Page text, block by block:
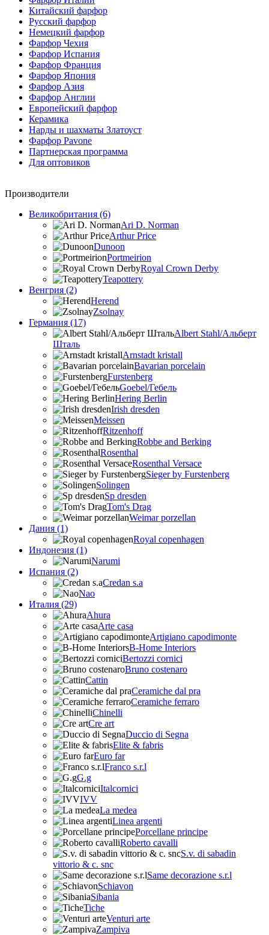
Китайский фарфор
Русский фарфор
Немецкий фарфор
Фарфор Чехия
Фарфор Испания
Фарфор Франция
Фарфор Япония
Фарфор Азия
Фарфор Англии
Европейский фарфор
Керамика
Нарды и шахматы Златоуст
Фарфор Pavone
Партнерская программа
Для оптовиков
Производители
Великобритания (6)
Ari D. Norman
Arthur Price
Dunoon
Portmeirion
Royal Crown Derby
Teapottery
Венгрия (2)
Herend
Zsolnay
Германия (17)
Albert Stahl/Альбеpт
Шталь
Arnstadt kristall
Bavarian porcelain
Furstenberg
Goebel/Гебель
Hering Berlin
Irish dresden
Meissen
Ritzenhoff
Robbe and Berking
Rosenthal
Rosenthal Versace
Sieger by Furstenberg
Solingen
Sp dresden
Tom's Drag
Weimar porzellan
Дания (1)
Royal copenhagen
Индонезия (1)
Narumi
Испания (2)
Credan s.a
Nao
Италия (29)
Ahura
Arte casa
Artigiano capodimonte
B-Home Interiors
Bertozzi cornici
Bruno costenaro
Cattin
Ceramiche dal pra
Ceramiche ferraro
Chinelli
Cre art
Duccio di Segna
Elite & fabris
Euro far
Franco s.r.l
G.g
Italcornici
IVV
La medea
Linea argenti
Porcellane principe
Roberto cavalli
S.v. di sabadin
vittorio & c. snc
Same decorazione s.r.l
Schiavon
Sibania
Tiche
Venturi arte
Zampiva